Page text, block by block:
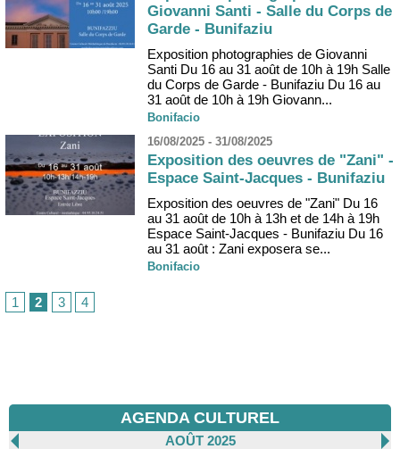
Giovanni Santi - Salle du Corps de
Garde - Bunifaziu
Exposition photographies de Giovanni
Santi Du 16 au 31 août de 10h à 19h Salle
du Corps de Garde - Bunifaziu Du 16 au
31 août de 10h à 19h Giovann...
Bonifacio
16/08/2025 - 31/08/2025
Exposition des oeuvres de "Zani" -
Espace Saint-Jacques - Bunifaziu
Exposition des oeuvres de "Zani" Du 16
au 31 août de 10h à 13h et de 14h à 19h
Espace Saint-Jacques - Bunifaziu Du 16
au 31 août : Zani exposera se...
Bonifacio
1 2 3 4
AGENDA CULTUREL
AOÛT 2025